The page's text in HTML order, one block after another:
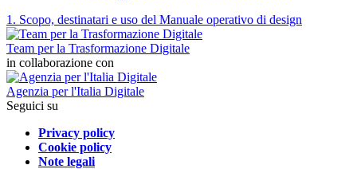
1. Scopo, destinatari e uso del Manuale operativo di design
Team per la Trasformazione Digitale
in collaborazione con
Agenzia per l'Italia Digitale
Seguici su
Privacy policy
Cookie policy
Note legali